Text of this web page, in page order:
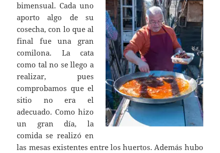
bimensual. Cada uno
aporto algo de su
cosecha, con lo que al
final fue una gran
comilona. La cata
como tal no se llego a
realizar, pues
comprobamos que el
sitio no era el
adecuado. Como hizo
un gran día, la
comida se realizó en
las mesas existentes entre los huertos. Además hubo